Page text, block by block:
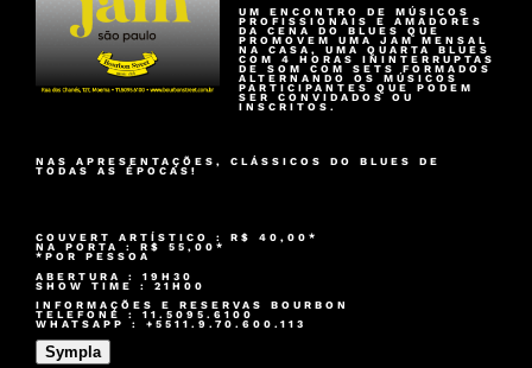
UM ENCONTRO DE MÚSICOS
PROFISSIONAIS E AMADORES
DA CENA DO BLUES QUE
PROMOVEM UMA JAM MENSAL
NA CASA, UMA QUARTA BLUES
COM 4 HORAS ININTERRUPTAS
DE SOM COM SETS FORMADOS
ALTERNANDO OS MÚSICOS
PARTICIPANTES QUE PODEM
SER CONVIDADOS OU
INSCRITOS.
NAS APRESENTAÇÕES, CLÁSSICOS DO BLUES DE
TODAS AS ÉPOCAS!
COUVERT ARTÍSTICO : R$ 40,00*
NA PORTA : R$ 55,00*
*POR PESSOA
ABERTURA : 19H30
SHOW TIME : 21H00
INFORMAÇÕES E RESERVAS BOURBON
TELEFONE : 11.5095.6100
WHATSAPP : +5511.9.70.600.113
Sympla